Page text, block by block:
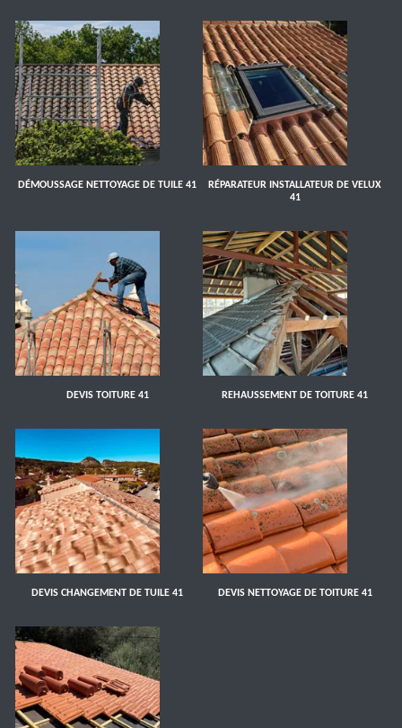
DÉMOUSSAGE NETTOYAGE DE TUILE 41
RÉPARATEUR INSTALLATEUR DE VELUX
41
DEVIS TOITURE 41 REHAUSSEMENT DE TOITURE 41
DEVIS CHANGEMENT DE TUILE 41 DEVIS NETTOYAGE DE TOITURE 41